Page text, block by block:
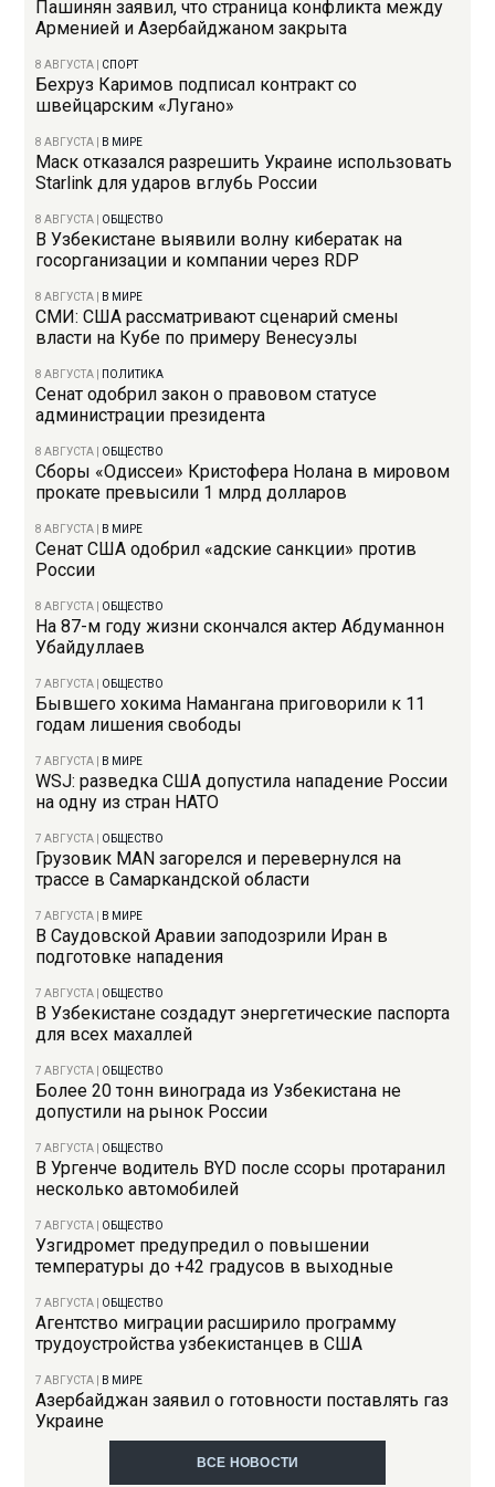
Пашинян заявил, что страница конфликта между
Арменией и Азербайджаном закрыта
8 АВГУСТА СПОРТ
Бехруз Каримов подписал контракт со
швейцарским «Лугано»
8 АВГУСТА В МИРЕ
Маск отказался разрешить Украине использовать
Starlink для ударов вглубь России
8 АВГУСТА ОБЩЕСТВО
В Узбекистане выявили волну кибератак на
госорганизации и компании через RDP
8 АВГУСТА В МИРЕ
СМИ: США рассматривают сценарий смены
власти на Кубе по примеру Венесуэлы
8 АВГУСТА ПОЛИТИКА
Сенат одобрил закон о правовом статусе
администрации президента
8 АВГУСТА ОБЩЕСТВО
Сборы «Одиссеи» Кристофера Нолана в мировом
прокате превысили 1 млрд долларов
8 АВГУСТА В МИРЕ
Сенат США одобрил «адские санкции» против
России
8 АВГУСТА ОБЩЕСТВО
На 87-м году жизни скончался актер Абдуманнон
Убайдуллаев
7 АВГУСТА ОБЩЕСТВО
Бывшего хокима Намангана приговорили к 11
годам лишения свободы
7 АВГУСТА В МИРЕ
WSJ: разведка США допустила нападение России
на одну из стран НАТО
7 АВГУСТА ОБЩЕСТВО
Грузовик MAN загорелся и перевернулся на
трассе в Самаркандской области
7 АВГУСТА В МИРЕ
В Саудовской Аравии заподозрили Иран в
подготовке нападения
7 АВГУСТА ОБЩЕСТВО
В Узбекистане создадут энергетические паспорта
для всех махаллей
7 АВГУСТА ОБЩЕСТВО
Более 20 тонн винограда из Узбекистана не
допустили на рынок России
7 АВГУСТА ОБЩЕСТВО
В Ургенче водитель BYD после ссоры протаранил
несколько автомобилей
7 АВГУСТА ОБЩЕСТВО
Узгидромет предупредил о повышении
температуры до +42 градусов в выходные
7 АВГУСТА ОБЩЕСТВО
Агентство миграции расширило программу
трудоустройства узбекистанцев в США
7 АВГУСТА В МИРЕ
Азербайджан заявил о готовности поставлять газ
Украине
ВСЕ НОВОСТИ